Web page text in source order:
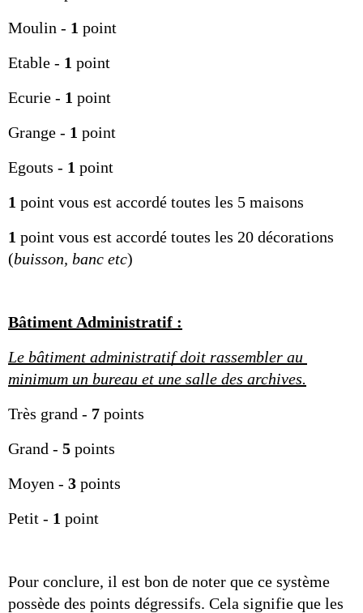
Moulin - 1 point
Etable - 1 point
Ecurie - 1 point
Grange - 1 point
Egouts - 1 point
1 point vous est accordé toutes les 5 maisons
1 point vous est accordé toutes les 20 décorations
(buisson, banc etc)
Bâtiment Administratif :
Le bâtiment administratif doit rassembler au
minimum un bureau et une salle des archives.
Très grand - 7 points
Grand - 5 points
Moyen - 3 points
Petit - 1 point
Pour conclure, il est bon de noter que ce système
possède des points dégressifs. Cela signifie que les